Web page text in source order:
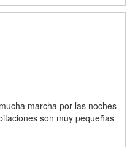
marcha por las noches
son muy pequeñas